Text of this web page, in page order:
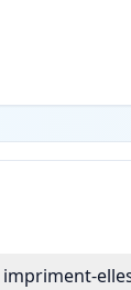
impriment-